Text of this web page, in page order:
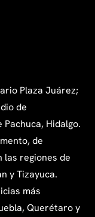
Plaza Juárez;
de
Hidalgo.
de
las regiones de
y Tizayuca.
más
Querétaro y